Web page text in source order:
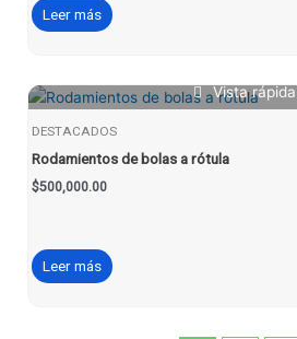
Leer más
Vista rápida
DESTACADOS
Rodamientos de bolas a rótula
$500,000.00
Leer más